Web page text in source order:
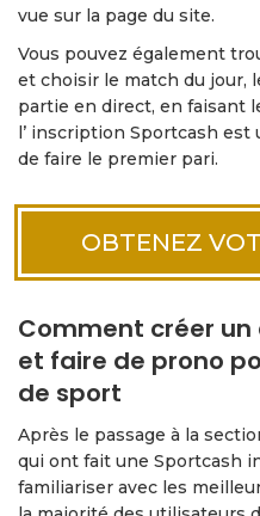
vue sur la page du site.
Vous pouvez également
et choisir le match du jour,
partie en direct, en faisant
l’ inscription Sportcash
de faire le premier pari.
OBTENEZ
Comment créer
et faire de prono
de sport
Après le passage à la
qui ont fait une Sportcash
familiariser avec les